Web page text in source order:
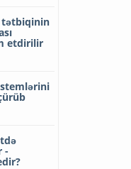
tətbiqinin
etdirilir
-